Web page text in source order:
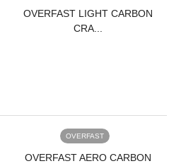
OVERFAST LIGHT CARBON
CRA...
OVERFAST
OVERFAST AERO CARBON